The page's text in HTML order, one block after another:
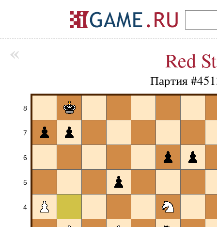
Red
Партия
8
7
6
5
4
«